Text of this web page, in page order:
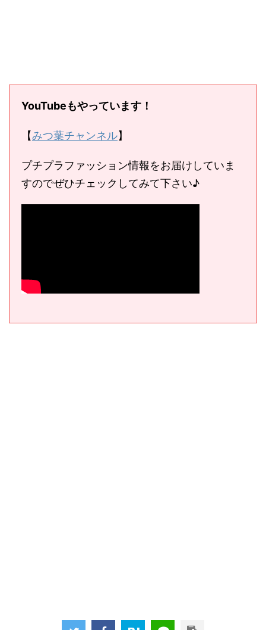
YouTubeもやっています！
【みつ葉チャンネル】
プチプラファッション情報をお届けしていま
すのでぜひチェックしてみて下さい♪